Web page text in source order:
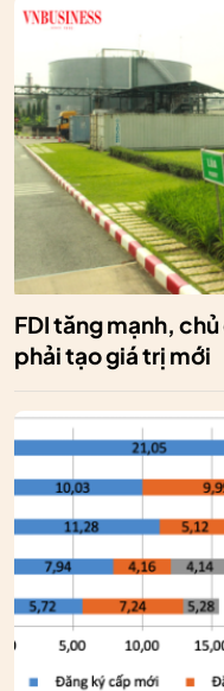
FDI tăng mạnh,
phải tạo giá trị mới